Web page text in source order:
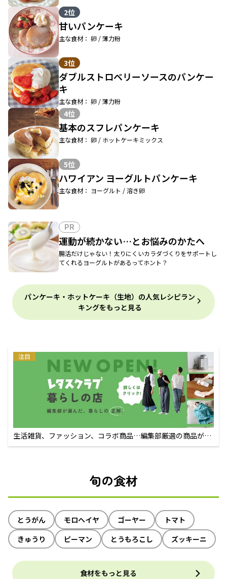
2位
甘いパンケーキ
主な食材： 卵 / 薄力粉
3位
ダブルストロベリーソースのパンケー
キ
主な食材： 卵 / 薄力粉
4位
基本のスフレパンケーキ
主な食材： 卵 / ホットケーキミックス
5位
ハワイアン ヨーグルトパンケーキ
主な食材： ヨーグルト / 溶き卵
PR
運動が続かない…とお悩みのかたへ
腸活だけじゃない！太りにくいカラダづくりをサポートし
てくれるヨーグルトがあるってホント？
パンケーキ・ホットケーキ（生地）の人気レシピラン
キングをもっと見る
注目
生活雑貨、ファッション、コラボ商品…編集部厳選の商品が買
えるECサイト
旬の食材
とうがん モロヘイヤ ゴーヤー
トマト
きゅうり
ピーマン とうもろこし ズッキーニ
食材をもっと見る